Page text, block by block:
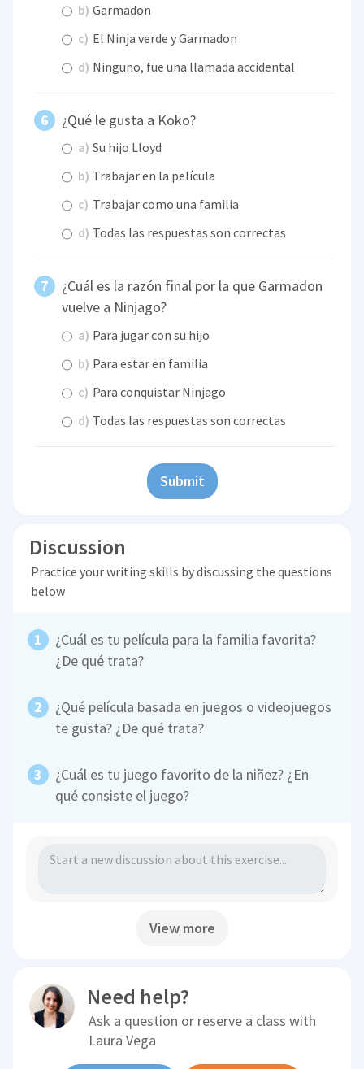
b) Garmadon
c) El Ninja verde y Garmadon
d) Ninguno, fue una llamada accidental
¿Qué le gusta a Koko?
a) Su hijo Lloyd
b) Trabajar en la película
c) Trabajar como una familia
d) Todas las respuestas son correctas
¿Cuál es la razón final por la que Garmadon
vuelve a Ninjago?
a) Para jugar con su hijo
b) Para estar en familia
c) Para conquistar Ninjago
d) Todas las respuestas son correctas
Submit
Discussion
Practice your writing skills by discussing the questions
below
¿Cuál es tu película para la familia favorita?
¿De qué trata?
¿Qué película basada en juegos o videojuegos
te gusta? ¿De qué trata?
¿Cuál es tu juego favorito de la niñez? ¿En
qué consiste el juego?
View more
Need help?
Ask a question or reserve a class with
Laura Vega